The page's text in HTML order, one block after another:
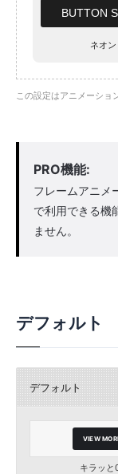
BUTTON
ネオン
この設定はアニメーショ
PRO機能:
フレームアニメ
で利用できる機
ません。
デフォルト
デフォルト
VIEW
キラッと